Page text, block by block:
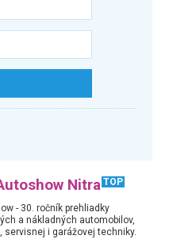
Nitra TOP
- 30. ročník prehliadky
a nákladných automobilov,
servisnej i garážovej techniky.